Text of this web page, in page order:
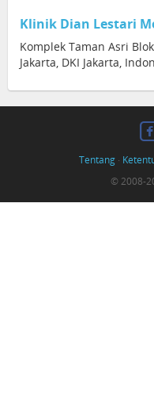
Klinik Dian Lestari
Komplek Taman Asri
Jakarta, DKI Jakarta,
Tentang·
© 2008-